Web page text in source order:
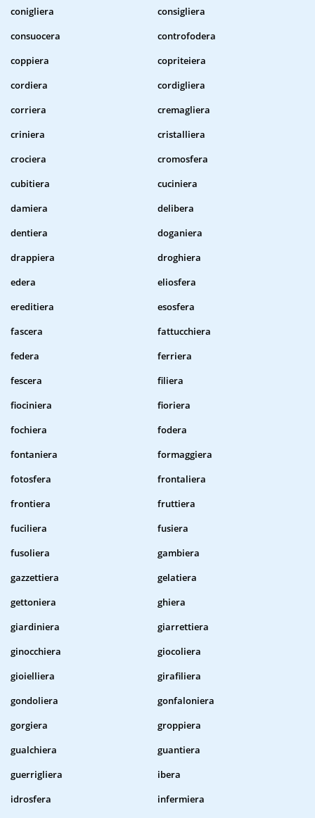
conigliera
consigliera
consuocera
controfodera
coppiera
copriteiera
cordiera
cordigliera
corriera
cremagliera
criniera
cristalliera
crociera
cromosfera
cubitiera
cuciniera
damiera
delibera
dentiera
doganiera
drappiera
droghiera
edera
eliosfera
ereditiera
esosfera
fascera
fattucchiera
federa
ferriera
fescera
filiera
fiociniera
fioriera
fochiera
fodera
fontaniera
formaggiera
fotosfera
frontaliera
frontiera
fruttiera
fuciliera
fusiera
fusoliera
gambiera
gazzettiera
gelatiera
gettoniera
ghiera
giardiniera
giarrettiera
ginocchiera
giocoliera
gioielliera
girafiliera
gondoliera
gonfaloniera
gorgiera
groppiera
gualchiera
guantiera
guerrigliera
ibera
idrosfera
infermiera